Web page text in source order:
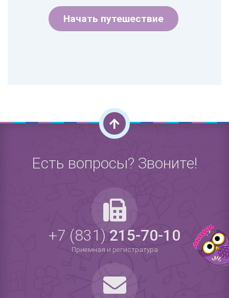
Начать путешествие
Есть вопросы? Звоните!
+7 (831)215-70-10
Приемная и регистратура